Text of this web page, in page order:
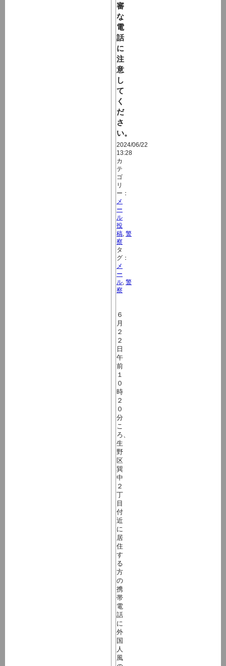
審
な
電
話
に
注
意
し
て
く
だ
さ
い。
2024/06/22
13:28
カ
テ
ゴ
リ
ー：
メ
ー
ル
投
稿 警
察
タ
グ：
メ
ー
ル 警
察
６
月
２
２
日
午
前
１
０
時
２
０
分
こ
ろ、
生
野
区
巽
中
２
丁
目
付
近
に
居
住
す
る
方
の
携
帯
電
話
に
外
国
人
風